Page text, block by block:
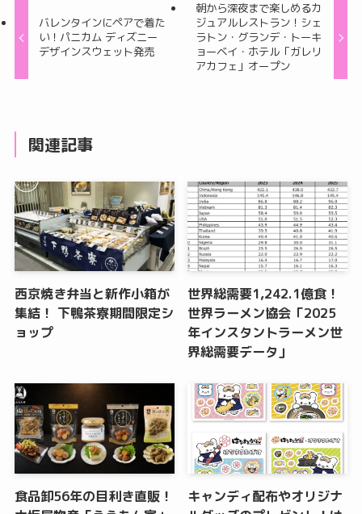
バレンタインにペアで着た
い！パニカム ディズニー
デザインスウェット発売
朝から深夜まで楽しめるカ
ジュアルレストラン！シェ
ラトン・グランデ・トーキ
ョーベイ・ホテル「ガレリ
アカフェ」オープン
関連記事
西京焼き弁当と新作小箱が
集結！ 下鴨茶寮期間限定シ
ョップ
世界総需要1,242.1億食！
世界ラーメン協会「2025
年インスタントラーメン世
界総需要データ」
食品卸56年の目利き直販！
キャンディ配布やオリジナ